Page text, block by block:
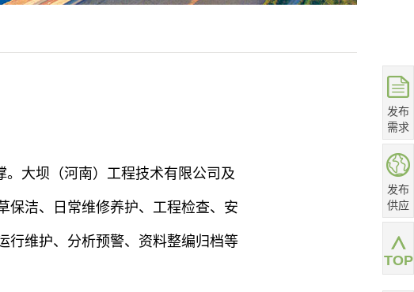
大坝（河南）工程技术有限公司及
洁、日常维修养护、 工程检查、安
行维护、分析预警、资料整编归档等
发布
需求
发布
供应
TOP